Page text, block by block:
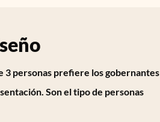
3 personas prefiere los gobernantes
Son el tipo de personas